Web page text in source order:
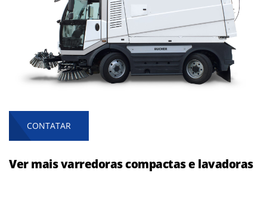
CONTATAR
Ver mais varredoras compactas e lavadoras